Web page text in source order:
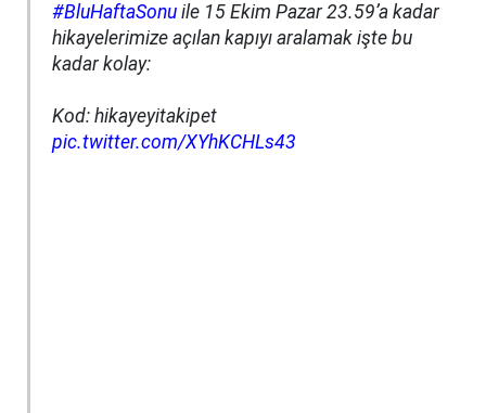
#BluHaftaSonu ile 15 Ekim Pazar 23.59’a kadar
hikayelerimize açılan kapıyı aralamak işte bu
kadar kolay:
Kod: hikayeyitakipet
pic.twitter.com/XYhKCHLs43